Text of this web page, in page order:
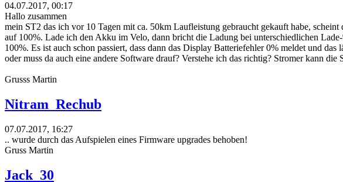
04.07.2017, 00:17
Hallo zusammen
mein ST2 das ich vor 10 Tagen mit ca. 50km Laufleistung gebraucht gekauft habe,
auf 100%. Lade ich den Akku im Velo, dann bricht die Ladung bei unterschiedlichen
100%. Es ist auch schon passiert, dass dann das Display Batteriefehler 0% meldet und
oder muss da auch eine andere Software drauf? Verstehe ich das richtig? Stromer kann
Grusss Martin
Nitram_Rechub
07.07.2017, 16:27
.. wurde durch das Aufspielen eines Firmware upgrades behoben!
Gruss Martin
Jack_30